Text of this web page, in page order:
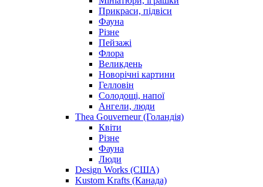
Прикраси, підвіси
Фауна
Різне
Пейзажі
Флора
Великдень
Новорічні картини
Гелловін
Солодощі, напої
Ангели, люди
Thea Gouverneur (Голандія)
Квіти
Різне
Фауна
Люди
Design Works (США)
Kustom Krafts (Канада)